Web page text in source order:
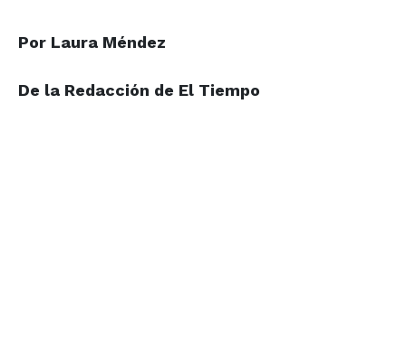
Por Laura Méndez
De la Redacción de El Tiempo